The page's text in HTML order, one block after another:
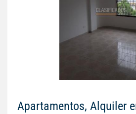
Apartamentos, Alquiler